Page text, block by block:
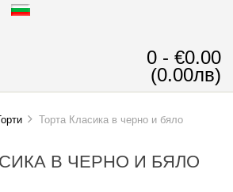
0 - €0.00
(0.00лв)
Торта Класика в черно и бяло
В ЧЕРНО И БЯЛО